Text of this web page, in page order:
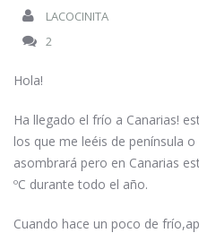
LACOCINITA
2
Hola!
Ha llegado el frío a Canarias!
los que me leéis de península
asombrará pero en Canarias
ºC durante todo el año.
Cuando hace un poco de